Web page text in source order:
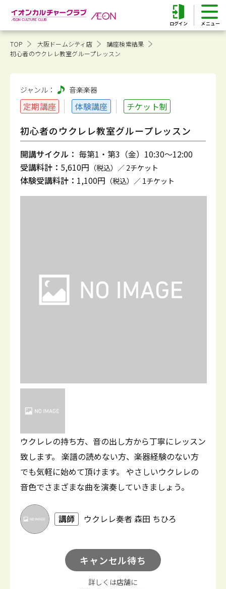
ログイン
TOP 大阪ドームシティ店
講座検索結果
初心者のウクレレ教室グループレッスン
ジャンル： 音楽楽器
定期講座 体験講座 チケット制
初心者のウクレレ教室グループレッスン
開講サイクル： 毎第1・第3（金）10:30～12:00
受講料計： 5,610円 （税込）／ 2チケット
体験受講料計： 1,100円 （税込）／ 1チケット
ウクレレの持ち方、音の出し方から丁寧にレッスン
致します。 楽譜の読めない方、楽器経験のない方
でも気軽に始めて頂けます。 やさしいウクレレの
音色でさまざまな曲を演奏していきましょう。
講師 ウクレレ奏者 森田 ちひろ
キャンセル待ち
詳しくは店舗に